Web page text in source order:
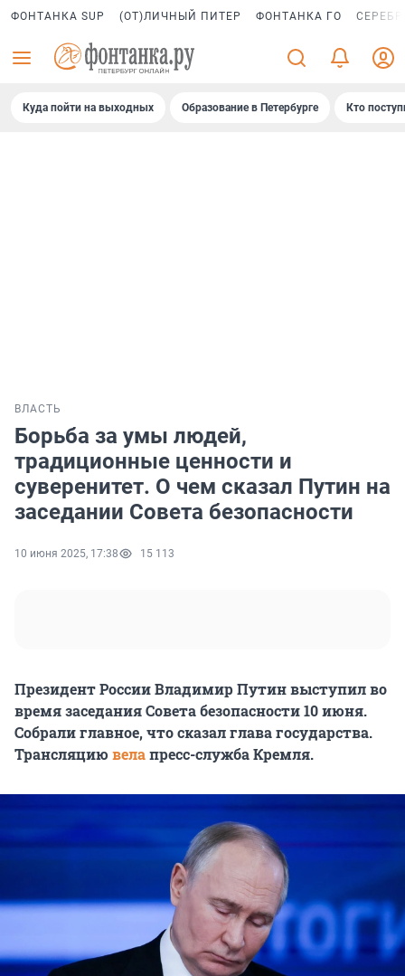
ФОНТАНКА SUP (ОТ)ЛИЧНЫЙ ПИТЕР ФОНТАНКА ГО
Куда пойти на выходных Образование в Петербурге Кто
ВЛАСТЬ
Борьба за умы людей,
традиционные ценности и
суверенитет. О чем сказал Путин на
заседании Совета безопасности
10 июня 2025, 17:38 15 113
Президент России Владимир Путин выступил во
время заседания Совета безопасности 10 июня.
Собрали главное, что сказал глава государства.
Трансляциювелапресс-служба Кремля.